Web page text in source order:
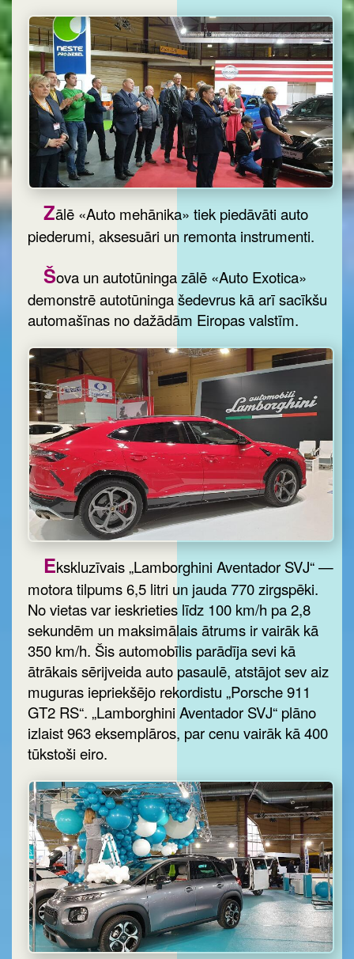
Zālē «Auto mehānika» tiek piedāvāti auto
piederumi, aksesuāri un remonta instrumenti.
Šova un autotūninga zālē «Auto Exotica»
demonstrē autotūninga šedevrus kā arī sacīkšu
automašīnas no dažādām Eiropas valstīm.
Ekskluzīvais „Lamborghini Aventador SVJ“ —
motora tilpums 6,5 litri un jauda 770 zirgspēki.
No vietas var ieskrieties līdz 100 km/h pa 2,8
sekundēm un maksimālais ātrums ir vairāk kā
350 km/h. Šis automobīlis parādīja sevi kā
ātrākais sērijveida auto pasaulē, atstājot sev aiz
muguras iepriekšējo rekordistu „Porsche 911
GT2 RS“. „Lamborghini Aventador SVJ“ plāno
izlaist 963 eksemplāros, par cenu vairāk kā 400
tūkstoši eiro.